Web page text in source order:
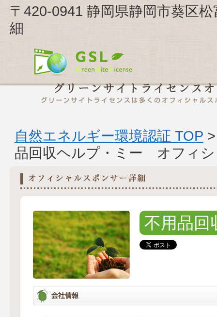
〒420-0941 静岡県静岡市葵区
細
自然エネルギー環境認証 TOP
品回収ヘルプ・ミー オフィ
不用品回